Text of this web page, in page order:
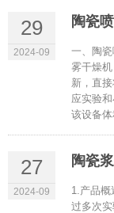
29
2024-09
陶瓷
一、陶
雾干燥
新，直
应实验
该设备
27
2024-09
陶瓷
1.产品
过多次